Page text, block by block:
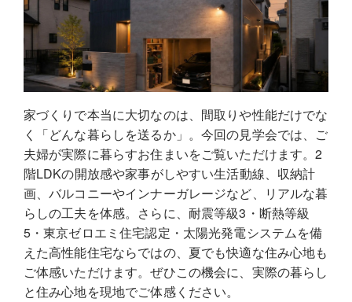
家づくりで本当に大切なのは、間取りや性能だけでな
く「どんな暮らしを送るか」。今回の見学会では、ご
夫婦が実際に暮らすお住まいをご覧いただけます。2
階LDKの開放感や家事がしやすい生活動線、収納計
画、バルコニーやインナーガレージなど、リアルな暮
らしの工夫を体感。さらに、耐震等級3・断熱等級
5・東京ゼロエミ住宅認定・太陽光発電システムを備
えた高性能住宅ならではの、夏でも快適な住み心地も
ご体感いただけます。ぜひこの機会に、実際の暮らし
と住み心地を現地でご体感ください。